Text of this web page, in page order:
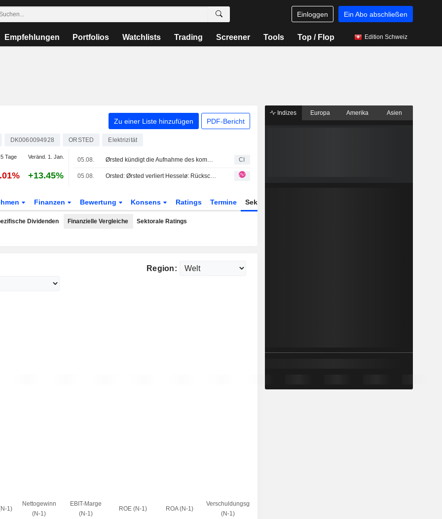
Einloggen Ein Abo abschließen
Empfehlungen Portfolios Watchlists Trading Screener Tools Top / Flop Edition Schweiz
Zu einer Liste hinzufügen PDF-Bericht
DK0060094928 ORSTED Elektrizität
Tage Veränd. 1. Jan.
+13.45%
05.08. Ørsted kündigt die Aufnahme des kommerziellen Betriebs des Batteriespeichersystems Old 300 Storage in Needville, Texas, an CI
05.08. Orsted: Ørsted verliert Hesselø: Rückschlag im Heimatmarkt, doch Disziplin hat Vorrang
Finanzen Bewertung Konsens Ratings Termine Sektor
Dividenden Finanzielle Vergleiche Sektorale Ratings
Region:
1)
Nettogewinn
(N-1)
EBIT-Marge
(N-1)
ROE (N-1) ROA (N-1)
Verschuldungsgrad
(N-1)
Indizes Europa Amerika Asien